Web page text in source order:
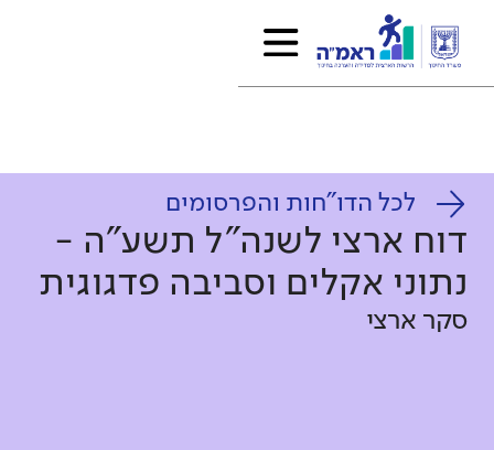
לכל הדו"חות והפרסומים
דוח ארצי לשנה"ל תשע"ה -
נתוני אקלים וסביבה פדגוגית
סקר ארצי